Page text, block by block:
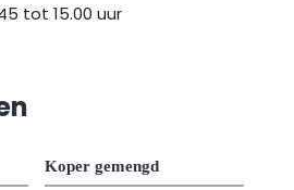
tot 15.00 uur
Koper gemengd